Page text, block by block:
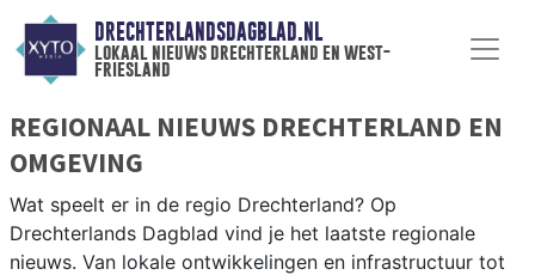
DRECHTERLANDSDAGBLAD.NL
lokaal nieuws drechterland en west-
friesland
REGIONAAL NIEUWS DRECHTERLAND EN
OMGEVING
Wat speelt er in de regio Drechterland? Op
Drechterlands Dagblad vind je het laatste regionale
nieuws. Van lokale ontwikkelingen en infrastructuur tot